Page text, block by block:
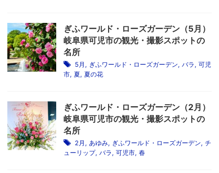
ぎふワールド・ローズガーデン（5月）
岐阜県可児市の観光・撮影スポットの
名所
5月, ぎふワールド・ローズガーデン, バラ, 可児
市, 夏, 夏の花
ぎふワールド・ローズガーデン（2月）
岐阜県可児市の観光・撮影スポットの
名所
2月, あゆみ, ぎふワールド・ローズガーデン, チ
ューリップ, バラ, 可児市, 春